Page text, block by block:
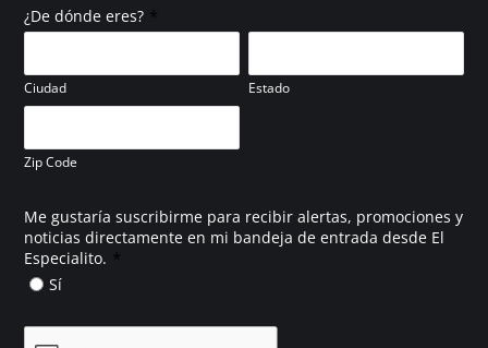
¿De dónde eres? *
Ciudad Estado
Zip Code
Me gustaría suscribirme para recibir alertas, promociones y
noticias directamente en mi bandeja de entrada desde El
Especialito. *
Sí